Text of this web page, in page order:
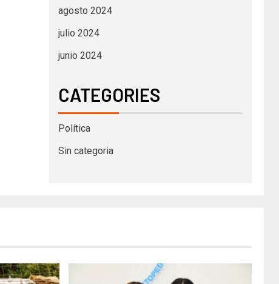
agosto 2024
julio 2024
junio 2024
CATEGORIES
Política
Sin categoria